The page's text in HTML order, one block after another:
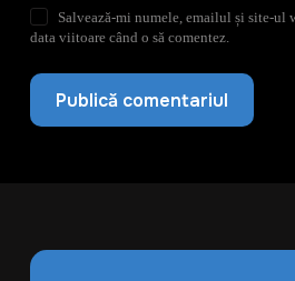
Salvează-mi numele, emailul și site-ul
data viitoare când o să comentez.
Publică comentariul